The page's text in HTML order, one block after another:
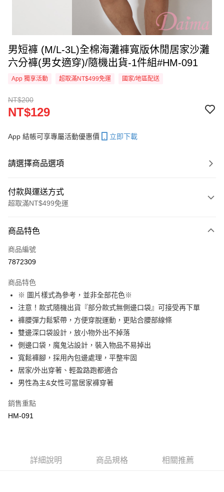
男短褲 (M/L-3L)全棉海灘褲寬版休閒居家沙灘
六分褲(男女適穿)/隨機出貨-1件組#HM-091
App 獨享活動 超取滿NT$499免運 國家/地區配送
NT$200
NT$129
App 結帳可享專屬活動優惠價 立即下載
請選擇商品選項
付款與運送方式
超取滿NT$499免運
信用卡一次付款
超商取貨付款
Apple Pay
街口支付
悠遊付
全盈+PAY
大哥付你分期
相關說明
1.本服務由台灣大哥大提供，台灣大哥大用戶可立即使用無須另外申請。
2.付款方式選擇「大哥付你分期」，訂單成立後會自動跳轉到大哥付的交易
流程，驗證手機門號後，選擇欲分期的期數、繳款截止日，確認付款後即完
法說明評估內容。
２．便利：只要手機號碼，簡訊認證，即可結帳。
會員帳號後，即可在購物車使用 Hami Point 折抵消費金額 (1點等於1元)。
ATM付款
商品特色
商品編號
7872309
商品特色
※ 圖片樣式為參考，並非全部花色※
注意！款式隨機出貨『部分款式無側邊口袋』可接受再下單
褲腰彈力鬆緊帶，方便穿脫運動，更貼合腰部線條
雙邊深口袋設計，放小物外出不掉落
側邊口袋，魔鬼沾設計，裝入物品不易掉出
寬鬆褲腳，採用內包邊處理，平整牢固
居家/外出穿著、輕盈路跑都適合
男性為主&女性可當居家褲穿著
銷售重點
HM-091
詳細說明 商品規格 相關推薦